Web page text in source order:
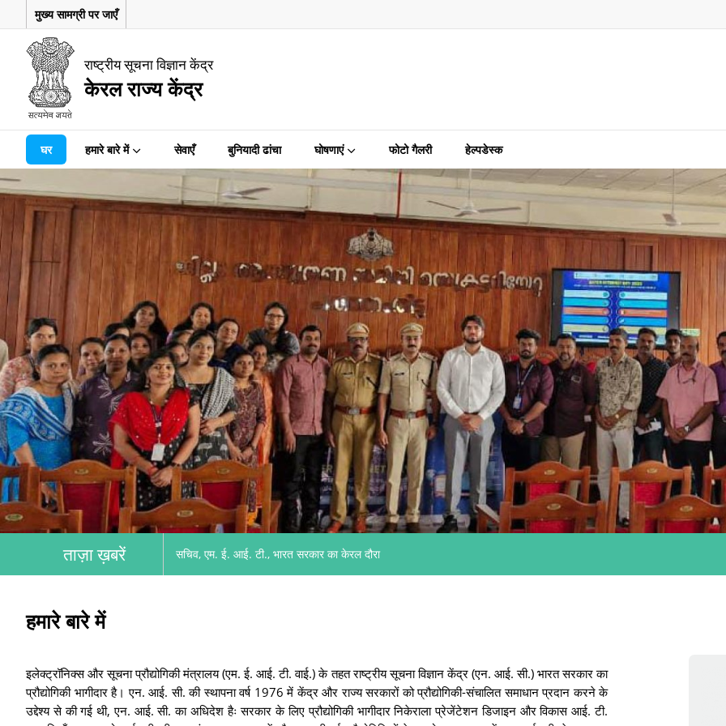
मुख्य सामग्री पर जाएँ
राष्ट्रीय सूचना विज्ञान केंद्र
केरल राज्य केंद्र
घर हमारे बारे में सेवाएँ बुनियादी ढांचा घोषणाएं फोटो गैलरी हेल्पडेस्क
ताज़ा ख़बरें सचिव, एम. ई. आई. टी., भारत सरकार का केरल दौरा
हमारे बारे में
इलेक्ट्रॉनिक्स और सूचना प्रौद्योगिकी मंत्रालय (एम. ई. आई. टी. वाई.) के तहत राष्ट्रीय सूचना विज्ञान केंद्र (एन. आई. सी.) भारत सरकार का
प्रौद्योगिकी भागीदार है। एन. आई. सी. की स्थापना वर्ष 1976 में केंद्र और राज्य सरकारों को प्रौद्योगिकी-संचालित समाधान प्रदान करने के
उद्देश्य से की गई थी, एन. आई. सी. का अधिदेश हैः सरकार के लिए प्रौद्योगिकी भागीदार निकेराला प्रेजेंटेशन डिजाइन और विकास आई. टी.